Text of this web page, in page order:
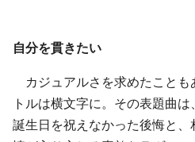
自分を貫きたい
カジュアルさを求めたことも
トルは横文字に。その表題曲
誕生日を祝えなかった後悔と